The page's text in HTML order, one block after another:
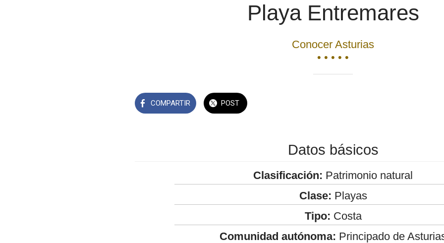
Playa Entremares
Conocer Asturias
• • • • •
COMPARTIR POST
Datos básicos
Clasificación: Patrimonio natural
Clase: Playas
Tipo: Costa
Comunidad autónoma: Principado de